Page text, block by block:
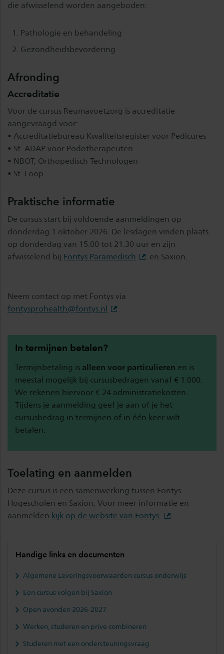
die afwisselend worden aangeboden:
Pathologie en behandeling
Gezondheidsbevordering
Afronding
Accreditatie
Voor de cursus Reumavoetzorg is accreditatie
aangevraagd voor:
• Accreditatiebureau Kwaliteitsregister voor Pedicures
• St. ADAP voor Podotherapeuten
• NBOT, Orthopedisch Technologen
• St. Loop.
Praktische informatie
De cursus start bij voldoende aanmeldingen op
donderdag 1 oktober 2026. De lesdagen vinden plaats
op donderdag van 15.00 tot 21.30 uur en zijn
afwisselend bij Fontys Paramedisch en Saxion.
Neem contact op met Fontys via
fontysprohealth@fontys.nl
.
In termijnen betalen?
Termijnbetaling is alleen voor particulieren en is
meestal mogelijk bij cursusbedragen vanaf € 1.000.
We rekenen hiervoor € 24 administratiekosten.
Tijdens je aanmelding geef je aan of je het
cursusbedrag in termijnen of in één keer wilt
betalen.
Toelating en aanmelden
Deze cursus is een samenwerking tussen Fontys
Hogescholen en Saxion. Voor meer informatie en
aanmelden kijk op de website van Fontys.
Handige links en documenten
Algemene Leveringsvoorwaarden cursus onderwijs
Een cursus volgen bij Saxion
Open avonden 2026-2027
Werken, studeren en prive combineren
Studeren met een ondersteuningsvraag